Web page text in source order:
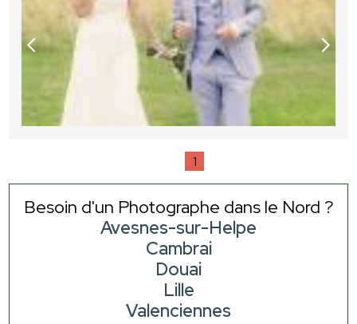
1
Besoin d'un Photographe dans le Nord ?
Avesnes-sur-Helpe
Cambrai
Douai
Lille
Valenciennes